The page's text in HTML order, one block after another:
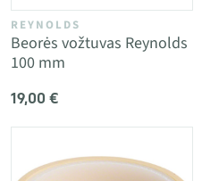
REYNOLDS
Beorės vožtuvas Reynolds
100 mm
19,00 €